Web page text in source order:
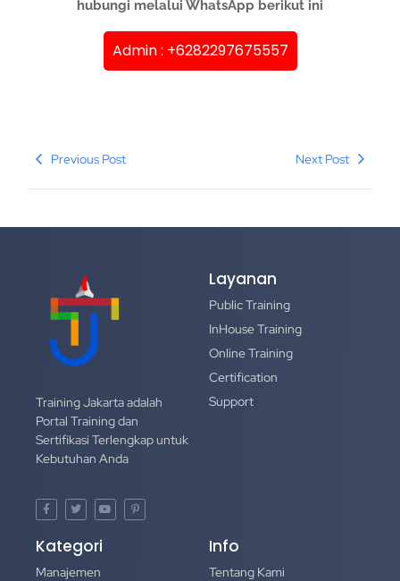
hubungi melalui WhatsApp berikut ini
Admin : +6282297675557
Previous Post Next Post
Training Jakarta adalah
Portal Training dan
Sertifikasi Terlengkap untuk
Kebutuhan Anda
Layanan
Public Training
InHouse Training
Online Training
Certification
Support
Kategori
Manajemen
Info
Tentang Kami